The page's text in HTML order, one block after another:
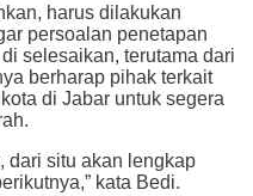
harus dilakukan
persoalan penetapan
selesaikan, terutama dari
berharap pihak terkait
di Jabar untuk segera
dari situ akan lengkap
kata Bedi.